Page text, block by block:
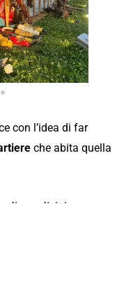
con l’idea di far
che abita quella
di condivisione e